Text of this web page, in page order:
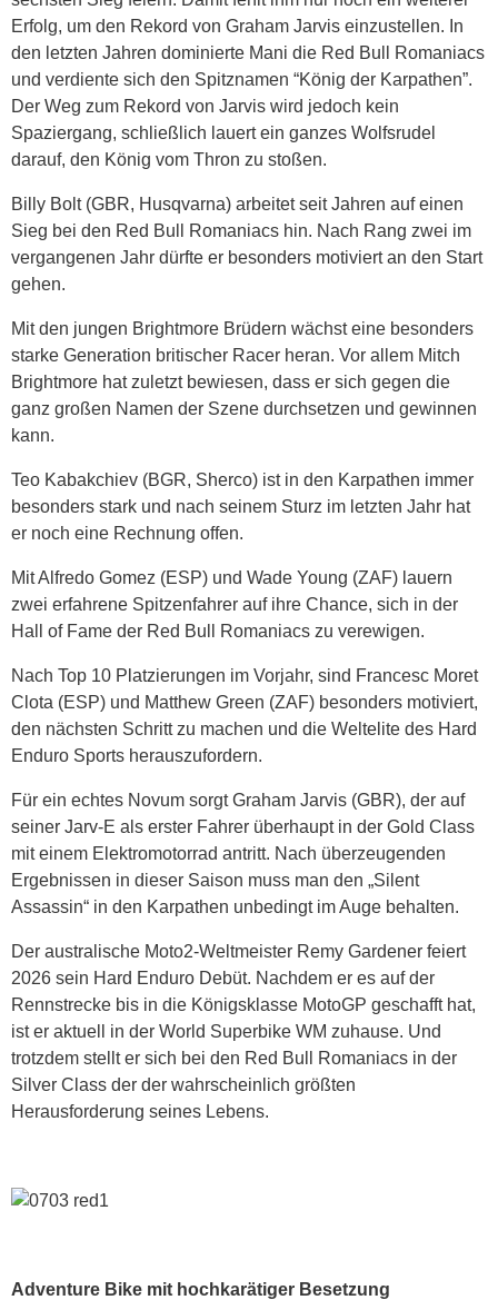
Erfolg, um den Rekord von Graham Jarvis einzustellen. In
den letzten Jahren dominierte Mani die Red Bull Romaniacs
und verdiente sich den Spitznamen “König der Karpathen”.
Der Weg zum Rekord von Jarvis wird jedoch kein
Spaziergang, schließlich lauert ein ganzes Wolfsrudel
darauf, den König vom Thron zu stoßen.
Billy Bolt (GBR, Husqvarna) arbeitet seit Jahren auf einen
Sieg bei den Red Bull Romaniacs hin. Nach Rang zwei im
vergangenen Jahr dürfte er besonders motiviert an den Start
gehen.
Mit den jungen Brightmore Brüdern wächst eine besonders
starke Generation britischer Racer heran. Vor allem Mitch
Brightmore hat zuletzt bewiesen, dass er sich gegen die
ganz großen Namen der Szene durchsetzen und gewinnen
kann.
Teo Kabakchiev (BGR, Sherco) ist in den Karpathen immer
besonders stark und nach seinem Sturz im letzten Jahr hat
er noch eine Rechnung offen.
Mit Alfredo Gomez (ESP) und Wade Young (ZAF) lauern
zwei erfahrene Spitzenfahrer auf ihre Chance, sich in der
Hall of Fame der Red Bull Romaniacs zu verewigen.
Nach Top 10 Platzierungen im Vorjahr, sind Francesc Moret
Clota (ESP) und Matthew Green (ZAF) besonders motiviert,
den nächsten Schritt zu machen und die Weltelite des Hard
Enduro Sports herauszufordern.
Für ein echtes Novum sorgt Graham Jarvis (GBR), der auf
seiner Jarv-E als erster Fahrer überhaupt in der Gold Class
mit einem Elektromotorrad antritt. Nach überzeugenden
Ergebnissen in dieser Saison muss man den „Silent
Assassin“ in den Karpathen unbedingt im Auge behalten.
Der australische Moto2-Weltmeister Remy Gardener feiert
2026 sein Hard Enduro Debüt. Nachdem er es auf der
Rennstrecke bis in die Königsklasse MotoGP geschafft hat,
ist er aktuell in der World Superbike WM zuhause. Und
trotzdem stellt er sich bei den Red Bull Romaniacs in der
Silver Class der der wahrscheinlich größten
Herausforderung seines Lebens.
Adventure Bike mit hochkarätiger Besetzung